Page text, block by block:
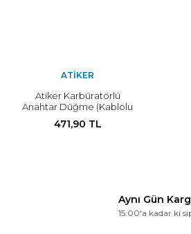
ATIKER
Atiker Karbüratörlü
Anahtar Düğme (Kablolu
471,90 TL
Aynı Gün
15:00'a kadar ki